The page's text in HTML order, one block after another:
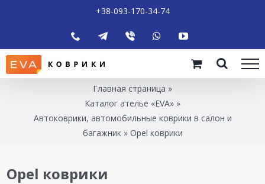
+38-093-170-34-74
Главная страница »
Каталог ателье «EVA» »
Автоковрики, автомобильные коврики в салон и
багажник » Opel коврики
Opel коврики